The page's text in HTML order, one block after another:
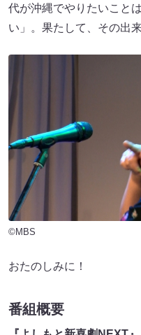
代が沖縄でやりたいこと
い」。果たして、その出
©MBS
おたのしみに！
番組概要